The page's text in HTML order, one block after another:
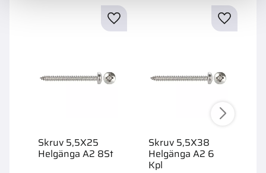
Skruv 5,5X25
Helgänga A2 8St
Skruv 5,5X38
Helgänga A2 6
Kpl